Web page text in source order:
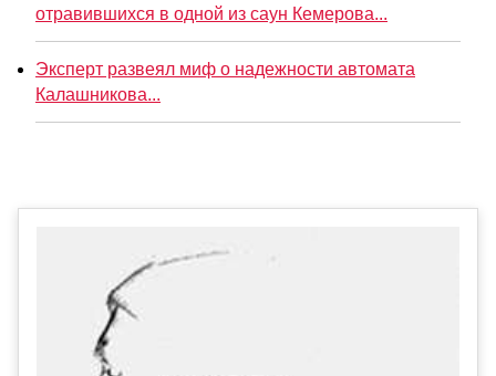
отравившихся в одной из саун Кемерова...
Эксперт развеял миф о надежности автомата
Калашникова...